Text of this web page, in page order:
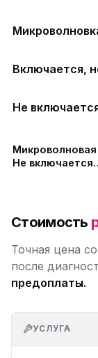
Включается,
Не
Микроволновая
Не включается
Стоимость
Точная цена
после
предоплаты.
УСЛУГА